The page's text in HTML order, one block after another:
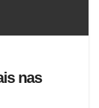
nas